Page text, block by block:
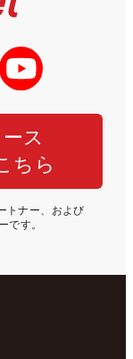
ス
ちら
トナー、および
です。